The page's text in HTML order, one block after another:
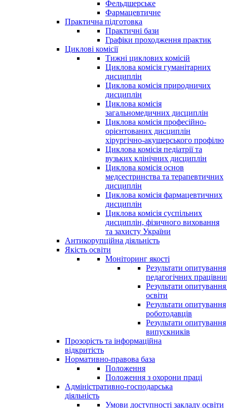
Фельдшерське
Фармацевтичне
Практична підготовка
Практичні бази
Графіки проходження практик
Циклові комісії
Тижні циклових комісій
Циклова комісія гуманітарних
дисциплін
Циклова комісія природничих
дисциплін
Циклова комісія
загальномедичних дисциплін
Циклова комісія професійно-
орієнтованих дисциплін
хірургічно-акушерського профілю
Циклова комісія педіатрії та
вузьких клінічних дисциплін
Циклова комісія основ
медсестринства та терапевтичних
дисциплін
Циклова комісія фармацевтичних
дисциплін
Циклова комісія суспільних
дисциплін, фізичного виховання
та захисту України
Антикорупційна діяльність
Якість освіти
Моніторинг якості
Результати опитування
педагогічних
Результати опитування
освіти
Результати опитування
роботодавців
Результати опитування
випускників
Прозорість та інформаційна
відкритість
Нормативно-правова база
Положення
Положення з охорони праці
Адміністративно-господарська
діяльність
Умови доступності закладу освіти